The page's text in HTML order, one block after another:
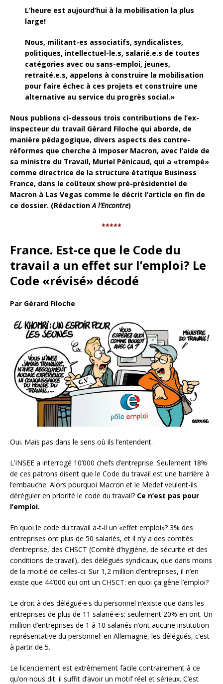
L’heure est aujourd’hui à la mobilisation la plus
large!
Nous, militant-es associatifs, syndicalistes,
politiques, intellectuel-le.s, salarié.e.s de toutes
catégories avec ou sans-emploi, jeunes,
retraité.e.s, appelons à construire la mobilisation
pour faire échec à ces projets et construire une
alternative au service du progrès social.»
Nous publions ci-dessous trois contributions de l’ex-
inspecteur du travail Gérard Filoche qui aborde, de
manière pédagogique, divers aspects des contre-
réformes que cherche à imposer Macron, avec l’aide de
sa ministre du Travail, Muriel Pénicaud, qui a «trempé»
comme directrice de la structure étatique Business
France, dans le coûteux show pré-présidentiel de
Macron à Las Vegas comme le décrit l’article en fin de
ce dossier. (RédactionA l’Encontre)
*****
France. Est-ce que le Code du
travail a un effet sur l’emploi? Le
Code «révisé» décodé
Par Gérard Filoche
Oui. Mais pas dans le sens où ils l’entendent.
L’INSEE a interrogé 10’000 chefs d’entreprise. Seulement 18%
de ces patrons disent que le Code du travail est une barrière à
l’embauche. Alors pourquoi Macron et le Medef veulent-ils
déréguler en priorité le code du travail? Ce n’est pas pour
l’emploi.
En quoi le code du travail a-t-il un «effet emploi»? 3% des
entreprises ont plus de 50 salariés, et il n’y a des comités
d’entreprise, des CHSCT (Comité d’hygiène, de sécurité et des
conditions de travail), des délégués syndicaux, que dans moins
de la moitié de celles-ci. Sur 1,2 million d’entreprises, il n’en
existe que 44’000 qui ont un CHSCT: en quoi ça gêne l’emploi?
Le droit à des délégué·e·s du personnel n’existe que dans les
entreprises de plus de 11 salarié·e·s: seulement 20% en ont. Un
million d’entreprises de 1 à 10 salariés n’ont aucune institution
représentative du personnel: en Allemagne, les délégués, c’est
à partir de 5.
Le licenciement est extrêmement facile contrairement à ce
qu’on nous dit: il suffit d’avoir un motif réel et sérieux. C’est